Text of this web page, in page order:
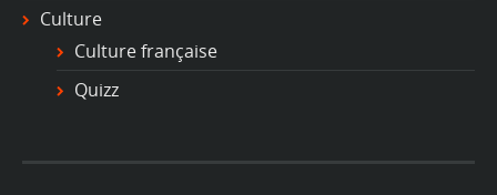
Culture
Culture française
Quizz